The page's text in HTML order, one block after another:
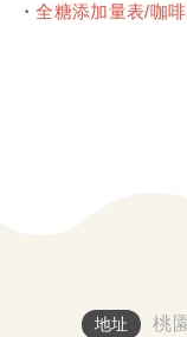
・全糖添加量表/咖
地址 桃